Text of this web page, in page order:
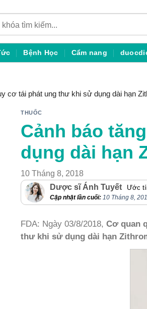
Bệnh Học Cẩm nang
cơ tái phát ung thư khi sử dụng dài hạn
THUỐC
Cảnh báo
dụng dài hạn
10 Tháng 8, 2018
Dược sĩ Ánh Tuyết
Cập nhật lần cuối: 10 Tháng 8,
Ước
FDA: Ngày 03/8/2018, Cơ quan
thư khi sử dụng dài hạn